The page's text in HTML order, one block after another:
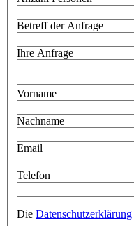
Betreff der Anfrage
Ihre Anfrage
Vorname
Nachname
Email
Telefon
Die Datenschutzerklärung